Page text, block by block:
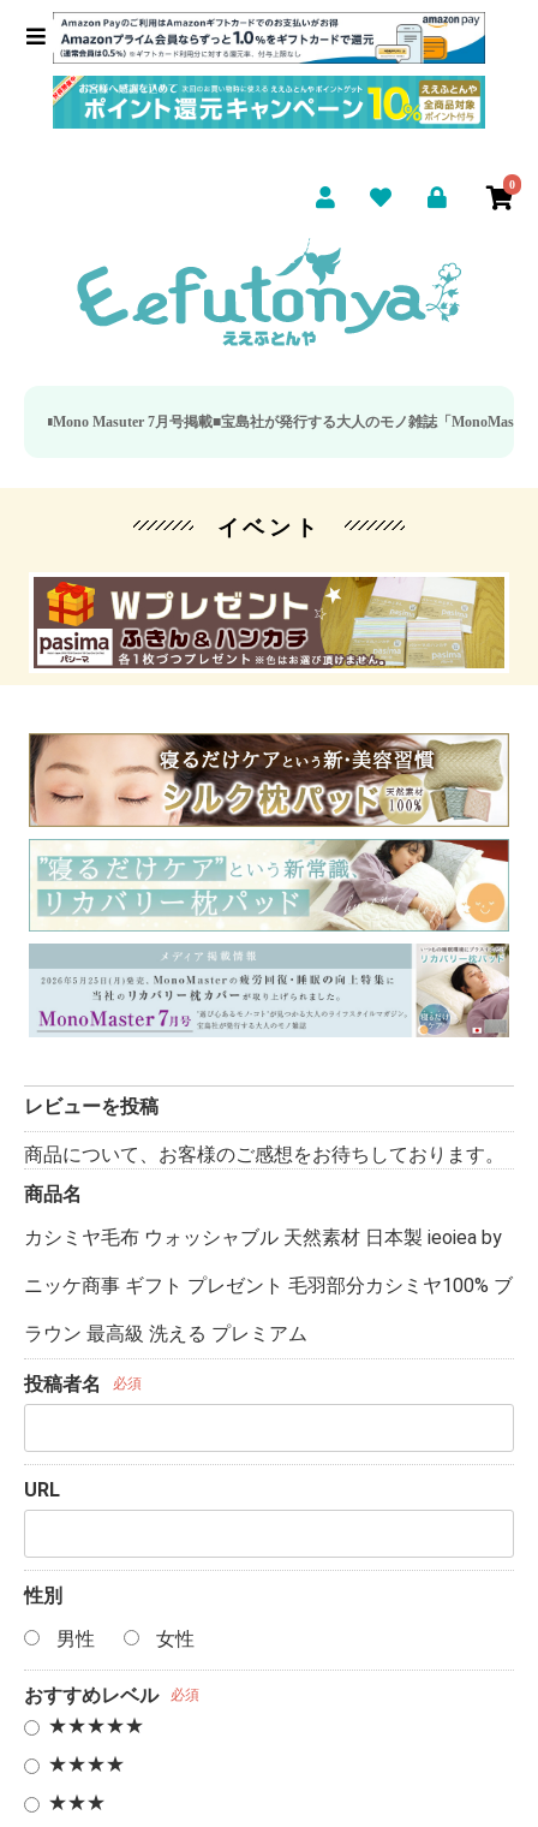
0
Masuter 7月号掲載■宝島社が発行する大人のモノ雑誌「MonoMaster（モノマ
イベント
レビューを投稿
商品について、お客様のご感想をお待ちしております。
商品名
カシミヤ毛布 ウォッシャブル 天然素材 日本製 ieoiea by
ニッケ商事 ギフト プレゼント 毛羽部分カシミヤ100% ブ
ラウン 最高級 洗える プレミアム
投稿者名 必須
URL
性別
男性
女性
おすすめレベル 必須
★★★★★
★★★★
★★★